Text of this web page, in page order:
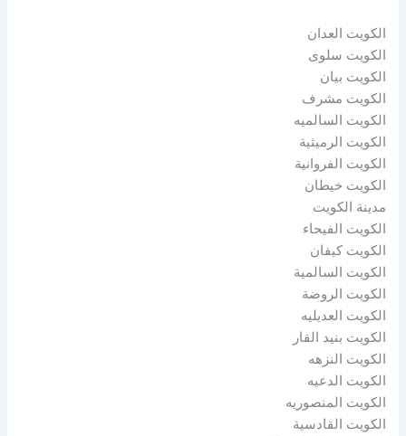
الكويت العدان
الكويت سلوى
الكويت بيان
الكويت مشرف
الكويت السالميه
الكويت الرميثية
الكويت الفروانية
الكويت خيطان
مدينة الكويت
الكويت الفيحاء
الكويت كيفان
الكويت السالمية
الكويت الروضة
الكويت العديليه
الكويت بنيد القار
الكويت النزهه
الكويت الدعيه
الكويت المنصوريه
الكويت القادسية